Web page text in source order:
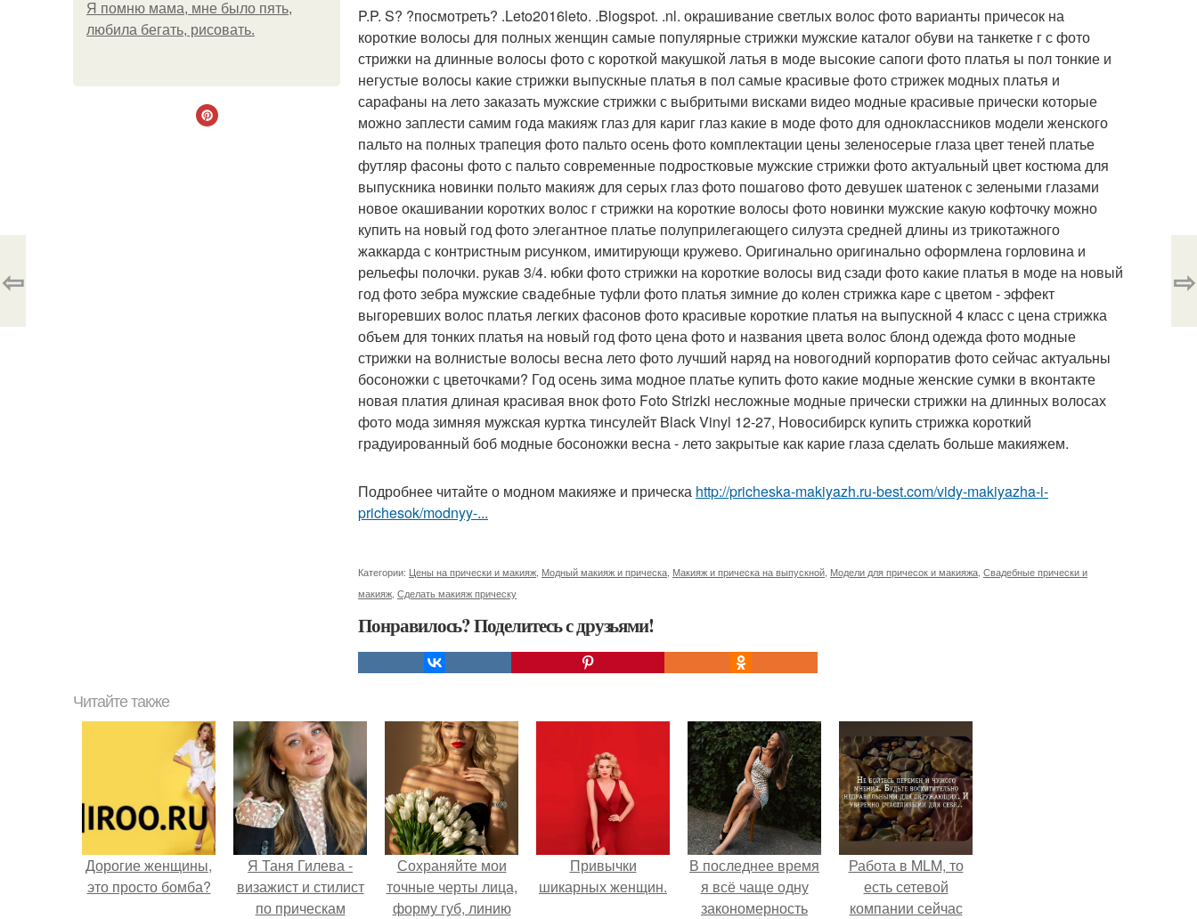
Я помню мама, мне было пять,
любила бегать, рисовать.
P.P. S? ?посмотреть? .Leto2016leto. .Blogspot. .nl. окрашивание светлых волос фото варианты причесок на
короткие волосы для полных женщин самые популярные стрижки мужские каталог обуви на танкетке г с фото
стрижки на длинные волосы фото с короткой макушкой латья в моде высокие сапоги фото платья ы пол тонкие и
негустые волосы какие стрижки выпускные платья в пол самые красивые фото стрижек модных платья и
сарафаны на лето заказать мужские стрижки с выбритыми висками видео модные красивые прически которые
можно заплести самим года макияж глаз для кариг глаз какие в моде фото для одноклассников модели женского
пальто на полных трапеция фото пальто осень фото комплектации цены зеленосерые глаза цвет теней платье
футляр фасоны фото с пальто современные подростковые мужские стрижки фото актуальный цвет костюма для
выпускника новинки польто макияж для серых глаз фото пошагово фото девушек шатенок с зелеными глазами
новое окашивании коротких волос г стрижки на короткие волосы фото новинки мужские какую кофточку можно
купить на новый год фото элегантное платье полуприлегающего силуэта средней длины из трикотажного
жаккарда с контристным рисунком, имитирующи кружево. Оригинально оригинально оформлена горловина и
рельефы полочки. рукав 3/4. юбки фото стрижки на короткие волосы вид сзади фото какие платья в моде на новый
год фото зебра мужские свадебные туфли фото платья зимние до колен стрижка каре с цветом - эффект
выгоревших волос платья легких фасонов фото красивые короткие платья на выпускной 4 класс с цена стрижка
объем для тонких платья на новый год фото цена фото и названия цвета волос блонд одежда фото модные
стрижки на волнистые волосы весна лето фото лучший наряд на новогодний корпоратив фото сейчас актуальны
босоножки с цветочками? Год осень зима модное платье купить фото какие модные женские сумки в вконтакте
новая платия длиная красивая внок фото Foto Strizki несложные модные прически стрижки на длинных волосах
фото мода зимняя мужская куртка тинсулейт Black Vinyl 12-27, Новосибирск купить стрижка короткий
градуированный боб модные босоножки весна - лето закрытые как карие глаза сделать больше макияжем.
Подробнее читайте о модном макияже и прическа http://pricheska-makiyazh.ru-best.com/vidy-makiyazha-i-
prichesok/modnyy-...
Категории: Цены на прически и макияж Модный макияж и прическа Макияж и прическа на выпускной Модели для причесок и макияжа Свадебные прически и
макияж Сделать макияж прическу
Понравилось? Поделитесь с друзьями!
⇦ ⇨
Читайте также
Дорогие женщины,
это просто бомба?
Я Таня Гилева -
визажист и стилист
по прическам
Сохраняйте мои
точные черты лица,
форму губ, линию
Привычки
шикарных женщин.
В последнее время
я всё чаще одну
закономерность
Работа в MLM, то
есть сетевой
компании сейчас